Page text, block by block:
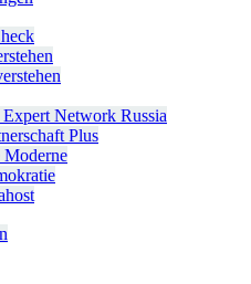
Network Russia
Plus